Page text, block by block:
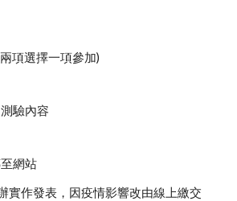
項選擇一項參加)
驗內容
網站
實作發表，因疫情影響改由線上繳交